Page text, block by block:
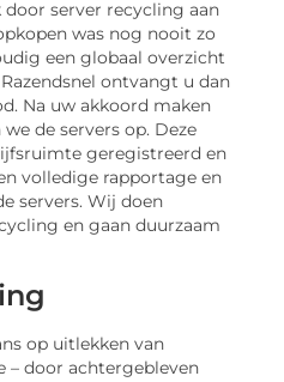
server recycling aan
was nog nooit zo
een globaal overzicht
ontvangt u dan
Na uw akkoord maken
de servers op. Deze
geregistreerd en
volledige rapportage en
servers. Wij doen
en gaan duurzaam
op uitlekken van
door achtergebleven